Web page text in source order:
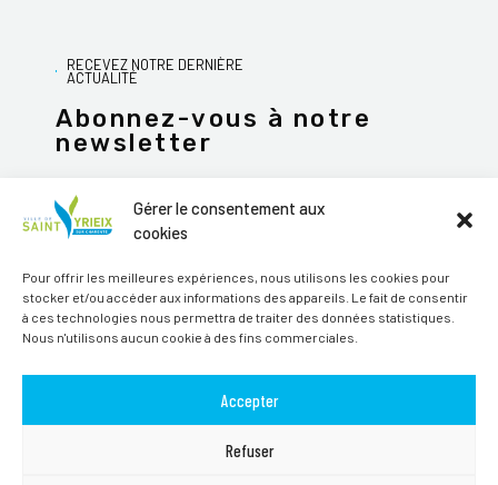
Gérer le consentement aux
cookies
Pour offrir les meilleures expériences, nous utilisons les cookies pour
stocker et/ou accéder aux informations des appareils. Le fait de consentir
à ces technologies nous permettra de traiter des données statistiques.
Nous n'utilisons aucun cookie à des fins commerciales.
Accepter
Refuser
RECEVEZ NOTRE DERNIÈRE
ACTUALITÉ
Abonnez-vous à notre
newsletter
JE M'ABONNE
Alternative: